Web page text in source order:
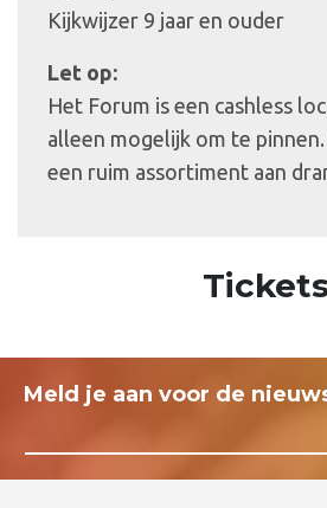
Kijkwijzer 9 jaar en ouder
Let op:
Het Forum is een cashless
alleen mogelijk om te
een ruim assortiment aan
Meld je aan voor de